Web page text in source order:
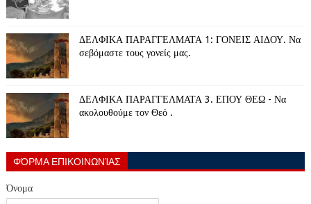
ΔΕΛΦΙΚΑ ΠΑΡΑΓΓΕΛΜΑΤΑ 1: ΓΟΝΕΙΣ ΑΙΔΟΥ. Να
σεβόμαστε τους γονείς μας.
ΔΕΛΦΙΚΑ ΠΑΡΑΓΓΕΛΜΑΤΑ 3. ΕΠΟΥ ΘΕΩ - Να
ακολουθούμε τον Θεό .
ΦΌΡΜΑ ΕΠΙΚΟΙΝΩΝΊΑΣ
Όνομα